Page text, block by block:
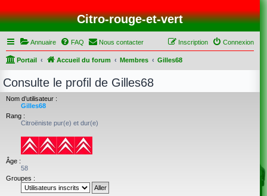
Citro-rouge-et-vert
Annuaire FAQ Nous contacter Connexion
Inscription
Portail Accueil du forum Membres Gilles68
Consulte le profil de Gilles68
Nom d’utilisateur :
Gilles68
Rang :
Citroëniste pur(e) et dur(e)
Âge :
58
Groupes :